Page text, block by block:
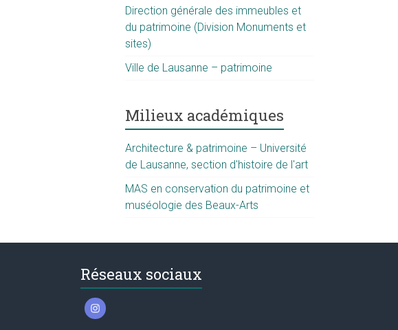
Direction générale des immeubles et
du patrimoine (Division Monuments et
sites)
Ville de Lausanne – patrimoine
Milieux académiques
Architecture & patrimoine – Université
de Lausanne, section d'histoire de l'art
MAS en conservation du patrimoine et
muséologie des Beaux-Arts
Réseaux sociaux